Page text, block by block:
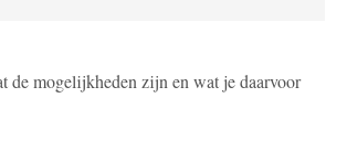
de mogelijkheden zijn en wat je daarvoor